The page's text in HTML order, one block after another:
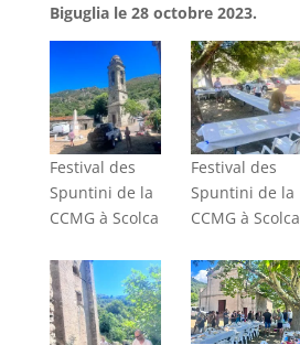
Biguglia le 28 octobre 2023.
Festival des
Spuntini de la
CCMG à Scolca
Festival des
Spuntini de la
CCMG à Scolca